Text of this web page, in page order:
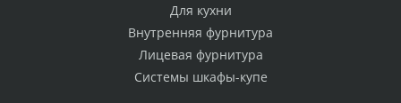
Для кухни
Внутренняя фурнитура
Лицевая фурнитура
Системы шкафы-купе